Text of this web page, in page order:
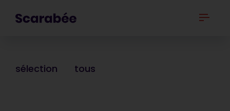
sélection tous